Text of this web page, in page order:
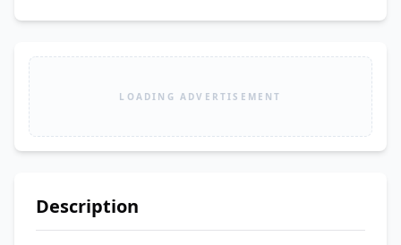
LOADING ADVERTISEMENT
Description